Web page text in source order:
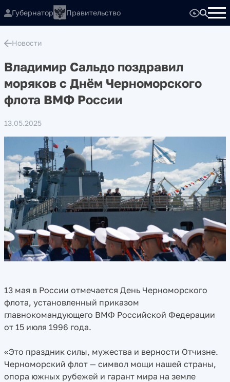
Губернатор Правительство
Новости
Владимир Сальдо поздравил
моряков с Днём Черноморского
флота ВМФ России
13.05.2025
13 мая в России отмечается День Черноморского
флота, установленный приказом
главнокомандующего ВМФ Российской Федерации
от 15 июля 1996 года.
«Это праздник силы, мужества и верности Отчизне.
Черноморский флот — символ мощи нашей страны,
опора южных рубежей и гарант мира на земле